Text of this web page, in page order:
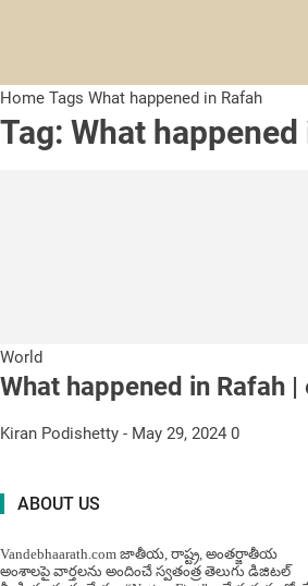
Home Tags What happened in Rafah
Tag: What happened
World
What happened in
Kiran Podishetty - May 29, 2024 0
ABOUT US
Vandebhaarath.com జాతీయ, రాష్ట్ర, అంతర్జాతీయ
అంశాలపై వార్తలను అందించే స్వతంత్ర తెలుగు డిజిటల్